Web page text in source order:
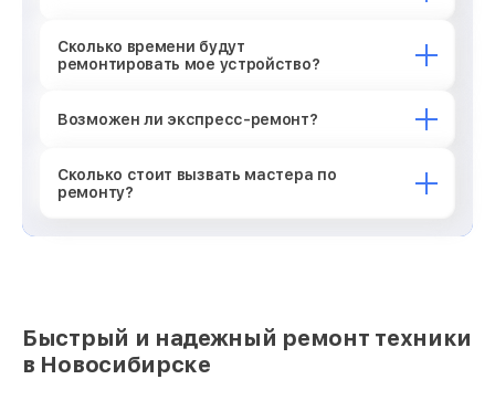
Сколько времени будут
ремонтировать мое устройство?
Возможен ли экспресс-ремонт?
Сколько стоит вызвать мастера по
ремонту?
Быстрый и надежный ремонт техники
в Новосибирске